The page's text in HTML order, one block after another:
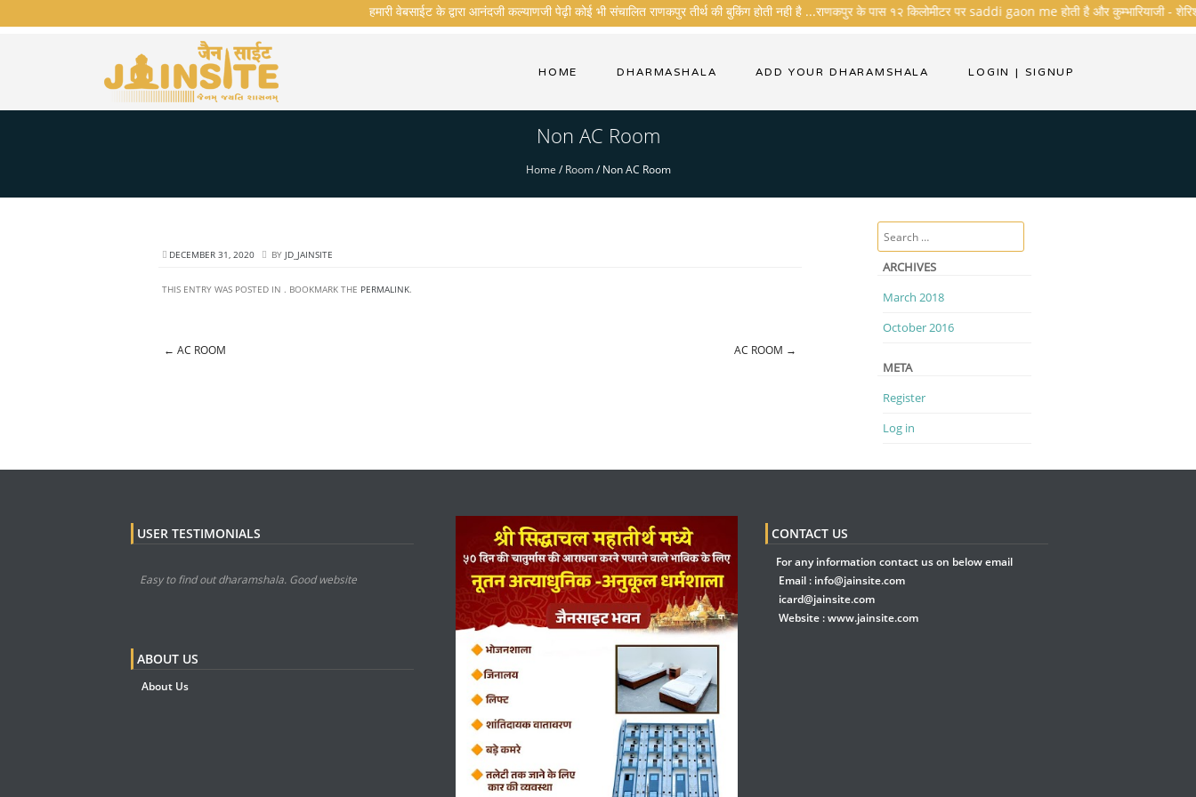
हमारी वेबसाईट के द्वारा आनंदजी कल्याणजी पेढ़ी कोई भी संचालित राणकपुर तीर्थ की बुकिंग होती नही है ...राणकपुर के पास १२ किलोमीटर पर saddi gaon me होती है और कुम्भारियाजी - शेरिशा
HOME DHARMASHALA ADD YOUR DHARAMSHALA LOGIN | SIGNUP
Non AC Room
Home /Room/Non AC Room
DECEMBER 31, 2020 BY JD_JAINSITE
THIS ENTRY WAS POSTED IN . BOOKMARK THE PERMALINK.
← AC ROOM AC ROOM →
Search
ARCHIVES
March 2018
October 2016
META
Register
Log in
USER TESTIMONIALS
Easy to find out dharamshala. Good website
ABOUT US
About Us
CONTACT US
For any information contact us on below email
Email : info@jainsite.com
icard@jainsite.com
Website :www.jainsite.com